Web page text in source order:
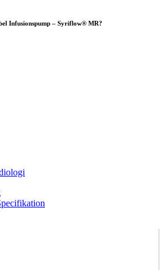
Infusionspump – Syriflow® MR?